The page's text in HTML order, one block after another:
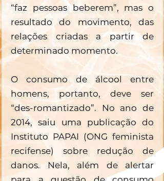
“faz pessoas beberem”, mas o
resultado do movimento, das
relações criadas a partir de
determinado momento.
O consumo de álcool entre
homens, portanto, deve ser
“des-romantizado”. No ano de
2014, saiu uma publicação do
Instituto PAPAI (ONG feminista
recifense) sobre redução de
danos. Nela, além de alertar